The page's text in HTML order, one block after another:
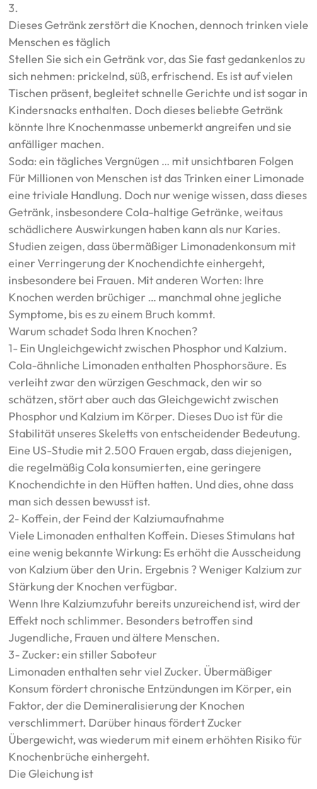
3.
Dieses Getränk zerstört die Knochen, dennoch trinken viele
Menschen es täglich
Stellen Sie sich ein Getränk vor, das Sie fast gedankenlos zu
sich nehmen: prickelnd, süß, erfrischend. Es ist auf vielen
Tischen präsent, begleitet schnelle Gerichte und ist sogar in
Kindersnacks enthalten. Doch dieses beliebte Getränk
könnte Ihre Knochenmasse unbemerkt angreifen und sie
anfälliger machen.
Soda: ein tägliches Vergnügen … mit unsichtbaren Folgen
Für Millionen von Menschen ist das Trinken einer Limonade
eine triviale Handlung. Doch nur wenige wissen, dass dieses
Getränk, insbesondere Cola-haltige Getränke, weitaus
schädlichere Auswirkungen haben kann als nur Karies.
Studien zeigen, dass übermäßiger Limonadenkonsum mit
einer Verringerung der Knochendichte einhergeht,
insbesondere bei Frauen. Mit anderen Worten: Ihre
Knochen werden brüchiger … manchmal ohne jegliche
Symptome, bis es zu einem Bruch kommt.
Warum schadet Soda Ihren Knochen?
1- Ein Ungleichgewicht zwischen Phosphor und Kalzium.
Cola-ähnliche Limonaden enthalten Phosphorsäure. Es
verleiht zwar den würzigen Geschmack, den wir so
schätzen, stört aber auch das Gleichgewicht zwischen
Phosphor und Kalzium im Körper. Dieses Duo ist für die
Stabilität unseres Skeletts von entscheidender Bedeutung.
Eine US-Studie mit 2.500 Frauen ergab, dass diejenigen,
die regelmäßig Cola konsumierten, eine geringere
Knochendichte in den Hüften hatten. Und dies, ohne dass
man sich dessen bewusst ist.
2- Koffein, der Feind der Kalziumaufnahme
Viele Limonaden enthalten Koffein. Dieses Stimulans hat
eine wenig bekannte Wirkung: Es erhöht die Ausscheidung
von Kalzium über den Urin. Ergebnis ? Weniger Kalzium zur
Stärkung der Knochen verfügbar.
Wenn Ihre Kalziumzufuhr bereits unzureichend ist, wird der
Effekt noch schlimmer. Besonders betroffen sind
Jugendliche, Frauen und ältere Menschen.
3- Zucker: ein stiller Saboteur
Limonaden enthalten sehr viel Zucker. Übermäßiger
Konsum fördert chronische Entzündungen im Körper, ein
Faktor, der die Demineralisierung der Knochen
verschlimmert. Darüber hinaus fördert Zucker
Übergewicht, was wiederum mit einem erhöhten Risiko für
Knochenbrüche einhergeht.
Die Gleichung ist